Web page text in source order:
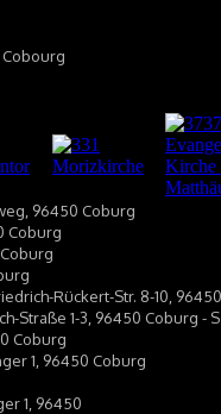
Cobourg
96450 Coburg
Coburg
Rückert-Str. 8-10,
Straße 1-3, 96450 Coburg -
Coburg
1, 96450 Coburg
1, 96450